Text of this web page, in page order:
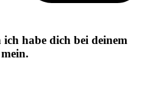
habe dich bei deinem